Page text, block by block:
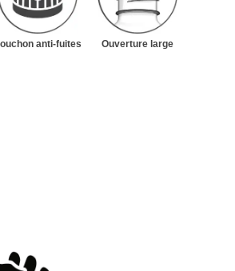
anti-fuites Ouverture large